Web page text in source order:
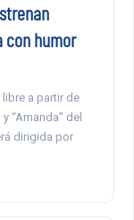
con humor
a partir de
“Amanda” del
dirigida por